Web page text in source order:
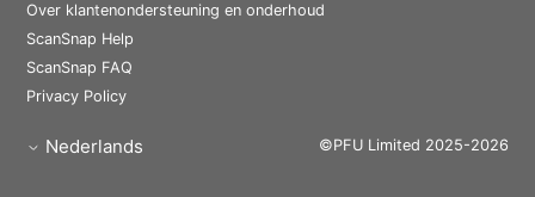
Over klantenondersteuning en onderhoud
ScanSnap Help
ScanSnap FAQ
Privacy Policy
Nederlands ©PFU Limited 2025-2026